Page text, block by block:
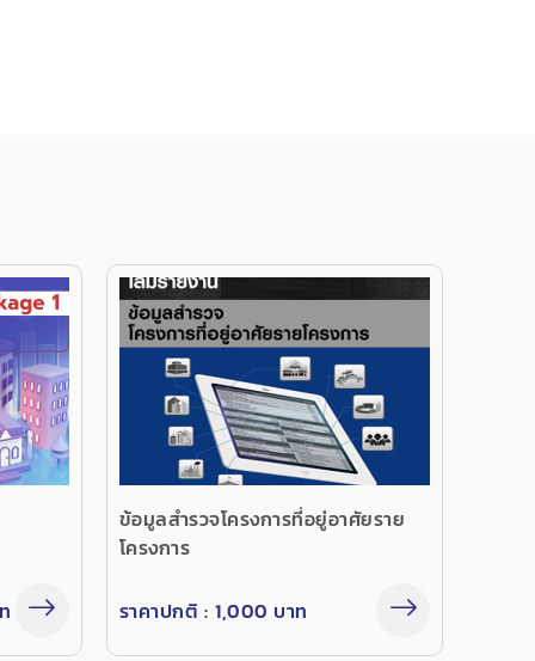
ข้อมูลสำรวจโครงการที่อยู่อาศัยราย
โครงการ
ราคาปกติ : 1,000 บาท